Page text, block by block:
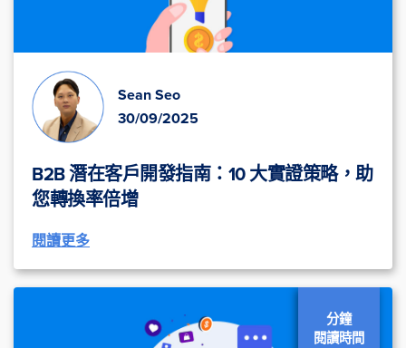
Sean Seo
30/09/2025
B2B 潛在客戶開發指南：10 大實證策略，助
您轉換率倍增
閱讀更多
分鐘
閱讀時間